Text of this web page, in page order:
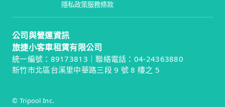
隱私政策服務條款
公司與營運資訊
旅捷小客車租賃有限公司
統一編號：89173813｜聯絡電話：04-24363880
新竹市北區台溪里中華路三段 9 號 8 樓之 5
© Tripool Inc.